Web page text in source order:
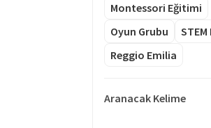
Montessori Eğitimi
Oyun Grubu
Reggio Emilia
Aranacak Kelime